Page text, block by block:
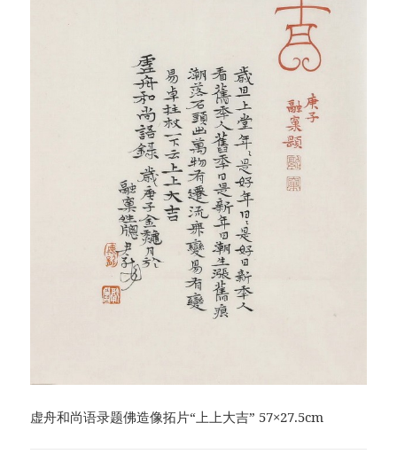
虚舟和尚语录题佛造像拓片“上上大吉” 57×27.5cm